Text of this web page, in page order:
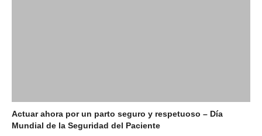
Actuar ahora por un parto seguro y respetuoso – Día
Mundial de la Seguridad del Paciente